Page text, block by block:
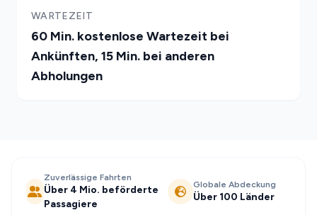
WARTEZEIT
60 Min. kostenlose Wartezeit bei
Ankünften, 15 Min. bei anderen
Abholungen
Zuverlässige Fahrten
Über 4 Mio. beförderte
Passagiere
Globale Abdeckung
Über 100 Länder